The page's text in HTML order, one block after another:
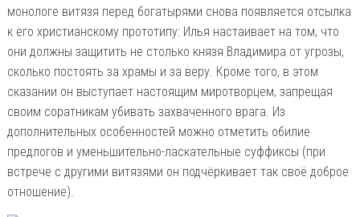
монологе витязя перед богатырями снова появляется отсылка
к его христианскому прототипу: Илья настаивает на том, что
они должны защитить не столько князя Владимира от угрозы,
сколько постоять за храмы и за веру. Кроме того, в этом
сказании он выступает настоящим миротворцем, запрещая
своим соратникам убивать захваченного врага. Из
дополнительных особенностей можно отметить обилие
предлогов и уменьшительно-ласкательные суффиксы (при
встрече с другими витязями он подчёркивает так своё доброе
отношение).